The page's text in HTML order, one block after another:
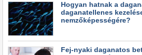
Hogyan hatnak a
daganatellenes
nemzőképességére?
Fej-nyaki daganatos